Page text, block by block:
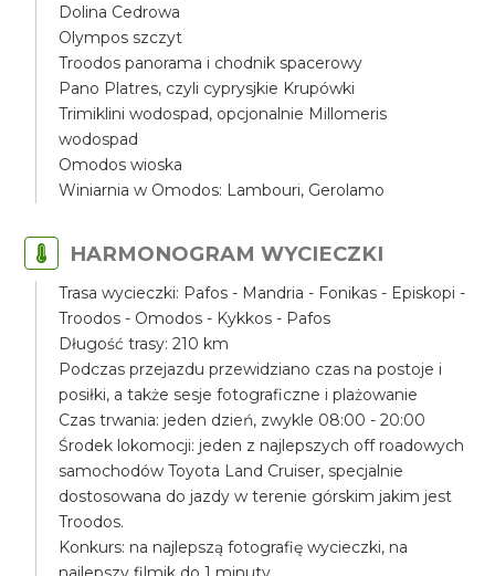
Dolina Cedrowa
Olympos szczyt
Troodos panorama i chodnik spacerowy
Pano Platres, czyli cyprysjkie Krupówki
Trimiklini wodospad, opcjonalnie Millomeris
wodospad
Omodos wioska
Winiarnia w Omodos: Lambouri, Gerolamo
HARMONOGRAM WYCIECZKI
Trasa wycieczki: Pafos - Mandria - Fonikas - Episkopi -
Troodos - Omodos - Kykkos - Pafos
Długość trasy: 210 km
Podczas przejazdu przewidziano czas na postoje i
posiłki, a także sesje fotograficzne i plażowanie
Czas trwania: jeden dzień, zwykle 08:00 - 20:00
Środek lokomocji: jeden z najlepszych off roadowych
samochodów Toyota Land Cruiser, specjalnie
dostosowana do jazdy w terenie górskim jakim jest
Troodos.
Konkurs: na najlepszą fotografię wycieczki, na